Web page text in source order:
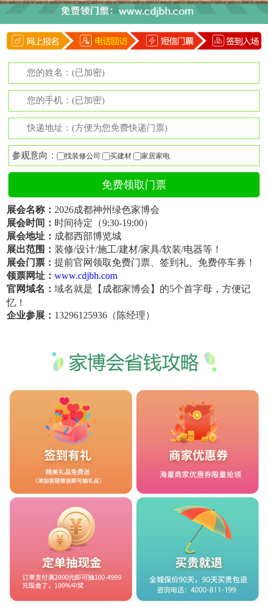
参观意向： 找装修公司 买建材 家居家电
展会名称： 2026成都神州绿色家博会
展会时间： 时间待定（9:30-19:00）
展会地址： 成都西部博览城
展出范围：装修/设计/施工/建材/家具/软装/电器等！
展会门票：提前官网领取免费门票、签到礼、免费停车券！
领票网址：www.cdjbh.com
官网域名：域名就是【成都家博会】的5个首字母，方便记
忆！
企业参展： 13296125936（陈经理）